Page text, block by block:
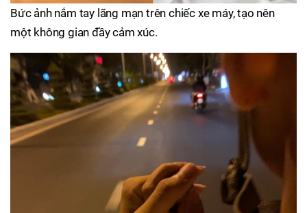
Bức ảnh nắm tay lãng mạn trên chiếc xe máy, tạo nên
một không gian đầy cảm xúc.